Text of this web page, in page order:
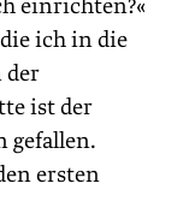
einrichten?«
ich in die
der
ist der
gefallen.
ersten